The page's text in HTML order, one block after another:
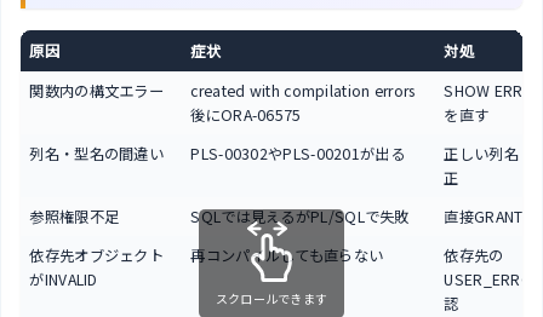
原因 症状
対処
関数内の構文エラー
created with compilation errors
後にORA-06575
SHOW
を直す
列名・型名の間違い
PLS-00302やPLS-00201が出る
正しい列名・
正
参照権限不足
SQLでは見えるがPL/SQLで失敗
直接GRANTを
依存先オブジェクト
がINVALID
再コンパイルしても直らない
依存先の
認
スクロールできます